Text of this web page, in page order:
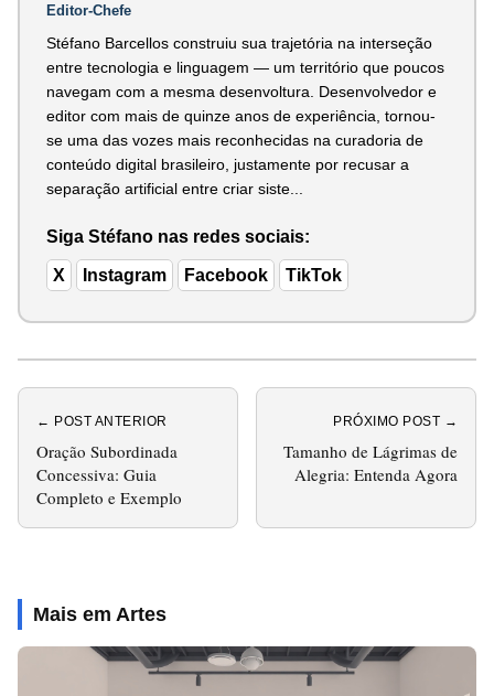
Editor-Chefe
Stéfano Barcellos construiu sua trajetória na interseção
entre tecnologia e linguagem — um território que poucos
navegam com a mesma desenvoltura. Desenvolvedor e
editor com mais de quinze anos de experiência, tornou-
se uma das vozes mais reconhecidas na curadoria de
conteúdo digital brasileiro, justamente por recusar a
separação artificial entre criar siste...
Siga Stéfano nas redes sociais:
X Instagram Facebook TikTok
← POST ANTERIOR
Oração Subordinada
Concessiva: Guia
Completo e Exemplo
PRÓXIMO POST →
Tamanho de Lágrimas de
Alegria: Entenda Agora
Mais em Artes